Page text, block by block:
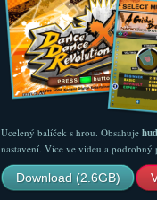
Ucelený balíček s hrou. Obsahuje
nastavení. Více ve videu a podrobný
Download (2.6GB)